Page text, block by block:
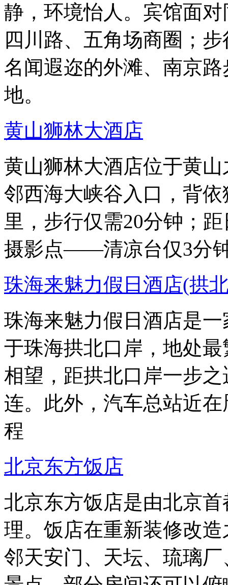
静，环境怡人。宾馆面
四川路、五角场商圈；
名闻遐迩的外滩、南京
地。
黄山狮林大酒店
黄山狮林大酒店位于黄
邻西海大峡谷入口，背
里，步行仅需20分钟；
摄影点——清凉台仅3分
珠海来魅力假日酒店(拱
珠海来魅力假日酒店是
于珠海拱北口岸，地处
相望，距拱北口岸一步
连。此外，汽车总站近
程
北京东方饭店
北京东方饭店是由北京
理。饭店在重新装修改
邻天安门、天坛、琉璃